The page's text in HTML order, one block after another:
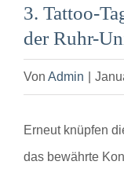
3. Tattoo-
der Ruhr-
Von Admin
Erneut knüpfen
das bewährte